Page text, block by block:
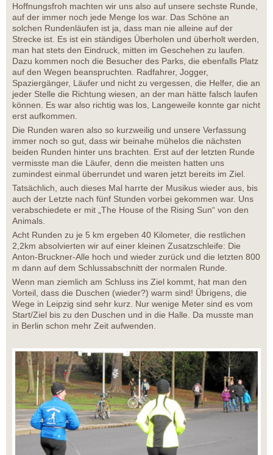
Hoffnungsfroh machten wir uns also auf unsere sechste Runde,
auf der immer noch jede Menge los war. Das Schöne an
solchen Rundenläufen ist ja, dass man nie alleine auf der
Strecke ist. Es ist ein ständiges Überholen und überholt werden,
man hat stets den Eindruck, mitten im Geschehen zu laufen.
Dazu kommen noch die Besucher des Parks, die ebenfalls Platz
auf den Wegen beanspruchten. Radfahrer, Jogger,
Spaziergänger, Läufer und nicht zu vergessen, die Helfer, die an
jeder Stelle die Richtung wiesen, an der man hätte falsch laufen
können. Es war also richtig was los, Langeweile konnte gar nicht
erst aufkommen.
Die Runden waren also so kurzweilig und unsere Verfassung
immer noch so gut, dass wir beinahe mühelos die nächsten
beiden Runden hinter uns brachten. Erst auf der letzten Runde
vermisste man die Läufer, denn die meisten hatten uns
zumindest einmal überrundet und waren jetzt bereits im Ziel.
Tatsächlich, auch dieses Mal harrte der Musikus wieder aus, bis
auch der Letzte nach fünf Stunden vorbei gekommen war. Uns
verabschiedete er mit „The House of the Rising Sun“ von den
Animals.
Acht Runden zu je 5 km ergeben 40 Kilometer, die restlichen
2,2km absolvierten wir auf einer kleinen Zusatzschleife: Die
Anton-Bruckner-Alle hoch und wieder zurück und die letzten 800
m dann auf dem Schlussabschnitt der normalen Runde.
Wenn man ziemlich am Schluss ins Ziel kommt, hat man den
Vorteil, dass die Duschen (wieder?) warm sind! Übrigens, die
Wege in Leipzig sind sehr kurz. Nur wenige Meter sind es vom
Start/Ziel bis zu den Duschen und in die Halle. Da musste man
in Berlin schon mehr Zeit aufwenden.